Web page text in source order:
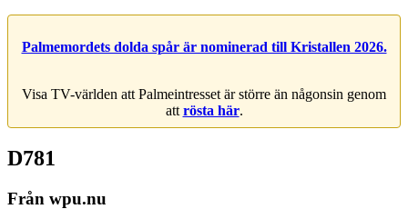
Palmemordets dolda spår är nominerad till Kristallen 2026.
Visa TV-världen att Palmeintresset är större än någonsin genom
att rösta här.
D781
Från wpu.nu